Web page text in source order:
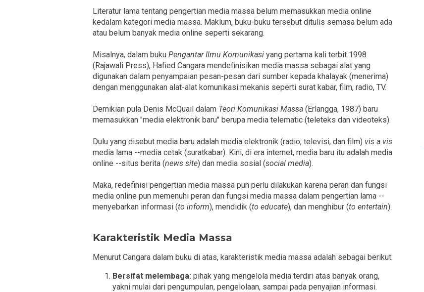
Literatur lama tentang pengertian media massa belum memasukkan media online
kedalam kategori media massa. Maklum, buku-buku tersebut ditulis semasa belum ada
atau belum banyak media online seperti sekarang.
Misalnya, dalam buku Pengantar Ilmu Komunikasi yang pertama kali terbit 1998
(Rajawali Press), Hafied Cangara mendefinisikan media massa sebagai alat yang
digunakan dalam penyampaian pesan-pesan dari sumber kepada khalayak (menerima)
dengan menggunakan alat-alat komunikasi mekanis seperti surat kabar, film, radio, TV.
Demikian pula Denis McQuail dalam Teori Komunikasi Massa (Erlangga, 1987) baru
memasukkan "media elektronik baru" berupa media telematic (teleteks dan videoteks).
Dulu yang disebut media baru adalah media elektronik (radio, televisi, dan film) vis a vis
media lama --media cetak (suratkabar). Kini, di era internet, media baru itu adalah media
online --situs berita (news site) dan media sosial (social media).
Maka, redefinisi pengertian media massa pun perlu dilakukan karena peran dan fungsi
media online pun memenuhi peran dan fungsi media massa dalam pengertian lama --
menyebarkan informasi (to inform), mendidik (to educate), dan menghibur (to entertain).
Karakteristik Media Massa
Menurut Cangara dalam buku di atas, karakteristik media massa adalah sebagai berikut:
Bersifat melembaga: pihak yang mengelola media terdiri atas banyak orang,
yakni mulai dari pengumpulan, pengelolaan, sampai pada penyajian informasi.